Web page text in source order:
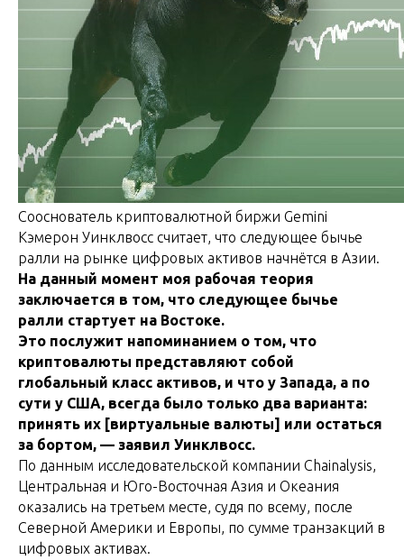
Сооснователь криптовалютной биржи Gemini
Кэмерон Уинклвосс считает, что следующее бычье
ралли на рынке цифровых активов начнётся в Азии.
На данный момент моя рабочая теория
заключается в том, что следующее бычье
ралли стартует на Востоке.
Это послужит напоминанием о том, что
криптовалюты представляют собой
глобальный класс активов, и что у Запада, а по
сути у США, всегда было только два варианта:
принять их [виртуальные валюты] или остаться
за бортом, — заявил Уинклвосс.
По данным исследовательской компании Chainalysis,
Центральная и Юго-Восточная Азия и Океания
оказались на третьем месте, судя по всему, после
Северной Америки и Европы, по сумме транзакций в
цифровых активах.